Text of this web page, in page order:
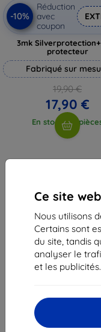
Ce site
Nous utilisons
Certains sont
du site, tandis
analyser le
et les publicités.
-10%
Réduction
avec
coupon
3mk
protecteur
Fabriqué sur
19,90 €
17,90 €
En stock > 5
Shield-Sk s.r.o.
Ulica Rudolfa Mocka
841 04 Bratislava